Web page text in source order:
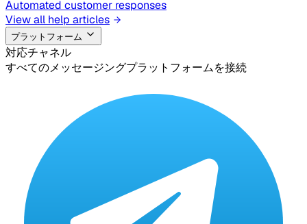
Automated customer responses
View all help articles
プラットフォーム
対応チャネル
すべてのメッセージングプラットフォームを接続